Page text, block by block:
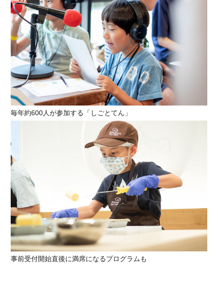
毎年約600人が参加する「しごとてん」
事前受付開始直後に満席になるプログラムも